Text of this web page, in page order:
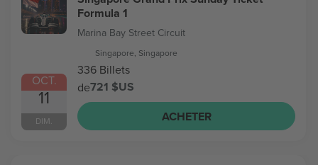
OCT.
11
DIM.
Formula 1
Marina Bay Street Circuit
Singapore, Singapore
336 Billets
de721 $US
ACHETER